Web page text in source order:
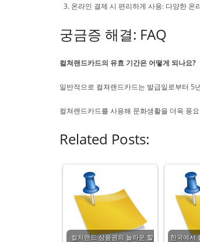
온라인 결제 시 편리하게 사용: 다양한
궁금증 해결: FAQ
컬쳐랜드카드의 유효 기간은 어떻게 되나요?
일반적으로 컬쳐랜드카드는 발급일로부터 5
컬쳐랜드카드를 사용해 문화생활을 더욱 풍
Related Posts:
컬처랜드 상품권의 놀라운 할
한국에서